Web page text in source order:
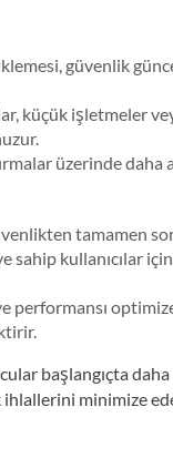
güvenlik
küçük işletmeler
üzerinde
tamamen
kullanıcılar
performansı
başlangıçta
minimize